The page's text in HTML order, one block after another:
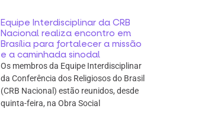
Equipe Interdisciplinar da CRB
Nacional realiza encontro em
Brasília para fortalecer a missão
e a caminhada sinodal
Os membros da Equipe Interdisciplinar
da Conferência dos Religiosos do Brasil
(CRB Nacional) estão reunidos, desde
quinta-feira, na Obra Social